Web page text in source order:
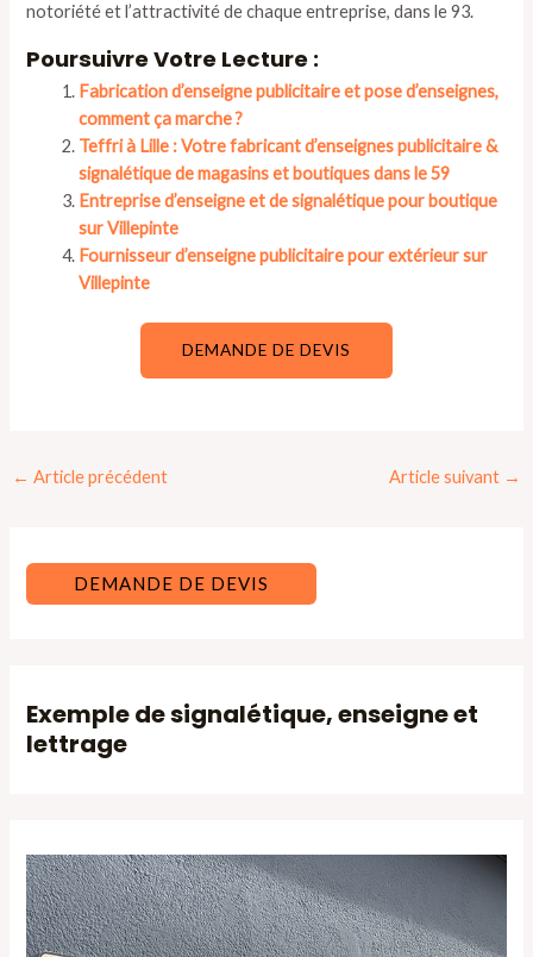
notoriété et l’attractivité de chaque entreprise, dans le 93.
Poursuivre Votre Lecture :
Fabrication d’enseigne publicitaire et pose d’enseignes,
comment ça marche ?
Teffri à Lille : Votre fabricant d’enseignes publicitaire &
signalétique de magasins et boutiques dans le 59
Entreprise d’enseigne et de signalétique pour boutique
sur Villepinte
Fournisseur d’enseigne publicitaire pour extérieur sur
Villepinte
DEMANDE DE DEVIS
Navigation
← Article précédent Article suivant →
DEMANDE DE DEVIS
Exemple de signalétique, enseigne et
lettrage